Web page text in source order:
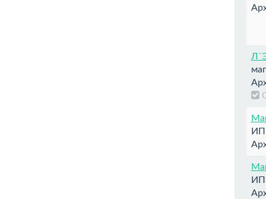
ИП
ИП